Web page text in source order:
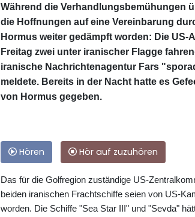
Während die Verhandlungsbemühungen
die Hoffnungen auf eine Vereinbarung
Hormus weiter gedämpft worden: Die
Freitag zwei unter iranischer Flagge
iranische Nachrichtenagentur Fars
meldete. Bereits in der Nacht hatte es
von Hormus gegeben.
Hören Hör auf zuzuhören
Das für die Golfregion zuständige US-
beiden iranischen Frachtschiffe seien von US-
worden. Die Schiffe "Sea Star III" und "Sevda"